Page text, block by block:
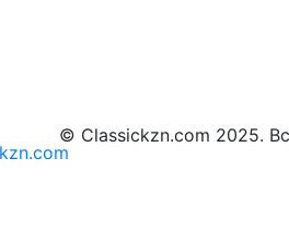
© Classickzn.com 2025.